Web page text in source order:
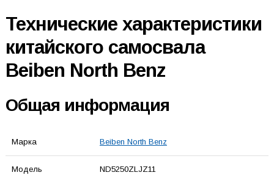
Технические характеристики
китайского самосвала
Beiben North Benz
Общая информация
Марка Beiben North Benz
Модель ND5250ZLJZ11